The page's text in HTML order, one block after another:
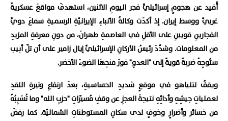
أُفيد عن هجومٍ إسرائيليٍّ فجر اليومِ الاثنين، استهدفَ مواقعَ عسكريةً
غربيّ ووسط إيران. إذ أكدَت وكالةُ الأنباءِ الإيرانيّةِ الرسميةِ سماعَ دويِّ
انفجارينِ قويينِ على الأقلِ في العاصمةِ طهرانَ، من دونِ معرفةِ المزيدِ
من المعلومات. وشدّدَ رئيسُ الأركانِ الإسرائيليِّ إيال زامير على أن تلّ أبيب
ستُوجِهُ ضربةً قويةً إلى "العدوِ" فورَ منحِهَا الضوءَ الأخضر.
ويقفُ نتنياهو في موقعٍ شديدِ الحساسيةِ، بعدَ ارتفاعِ وتيرةِ النقدِ
لعملياتِ جيشِهِ وأدائِهِ نتيجةَ العجزِ عن وقفِ مُسيّراتِ "حزبِ الله" وما تُسَبِبُهُ
من خسائر وأضرارٍ وخوفٍ لدى سكانِ المستوطناتِ الشماليّة. كما رفضَ